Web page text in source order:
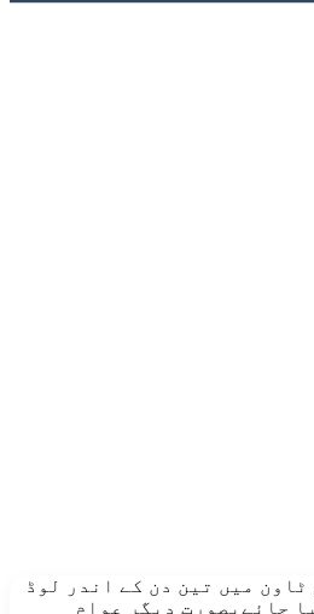
ٹاون میں تین دن کے اندر لوڈ
جائےبصورت دیگر عوام